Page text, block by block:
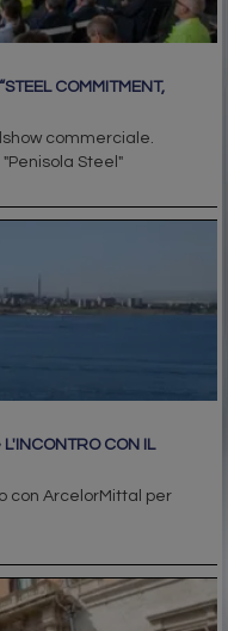
COMMITMENT,
commerciale.
Steel"
L'INCONTRO CON IL
con ArcelorMittal per